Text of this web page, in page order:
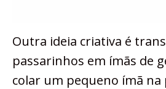
Outra ideia criativa é
passarinhos em ímãs de
colar um pequeno ímã na